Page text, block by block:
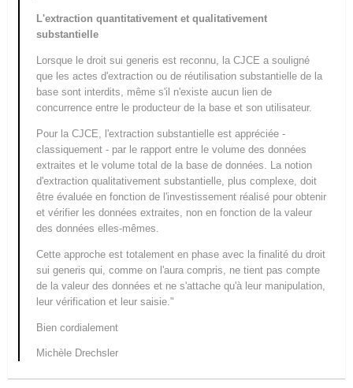
L'extraction quantitativement et qualitativement
substantielle
Lorsque le droit sui generis est reconnu, la CJCE a souligné
que les actes d'extraction ou de réutilisation substantielle de la
base sont interdits, même s'il n'existe aucun lien de
concurrence entre le producteur de la base et son utilisateur.
Pour la CJCE, l'extraction substantielle est appréciée -
classiquement - par le rapport entre le volume des données
extraites et le volume total de la base de données. La notion
d'extraction qualitativement substantielle, plus complexe, doit
être évaluée en fonction de l'investissement réalisé pour obtenir
et vérifier les données extraites, non en fonction de la valeur
des données elles-mêmes.
Cette approche est totalement en phase avec la finalité du droit
sui generis qui, comme on l'aura compris, ne tient pas compte
de la valeur des données et ne s'attache qu'à leur manipulation,
leur vérification et leur saisie."
Bien cordialement
Michèle Drechsler